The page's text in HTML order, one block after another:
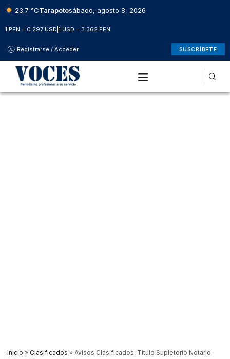
23.7 °CTarapotosábado, agosto 8, 2026
1 PEN = 0.297 USD 1 USD = 3.362 PEN
Registrarse / Acceder SUSCRÍBETE
Inicio » Clasificados » Avisos Clasificados: Titulo Supletorio Notario